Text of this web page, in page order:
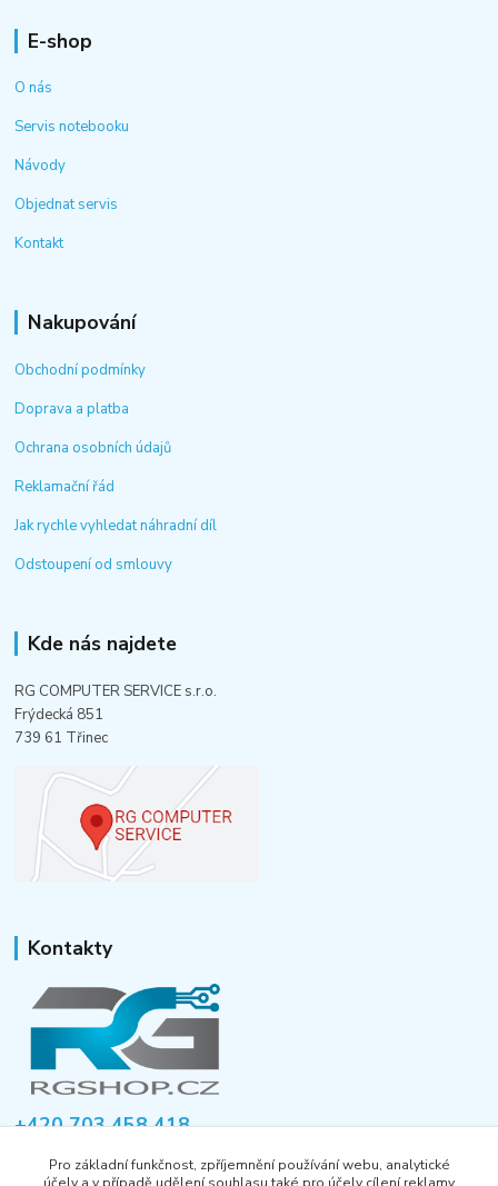
E-shop
O nás
Servis notebooku
Návody
Objednat servis
Kontakt
Nakupování
Obchodní podmínky
Doprava a platba
Ochrana osobních údajů
Reklamační řád
Jak rychle vyhledat náhradní díl
Odstoupení od smlouvy
Kde nás najdete
RG COMPUTER SERVICE s.r.o.
Frýdecká 851
739 61 Třinec
Kontakty
+420 703 458 418
Pro základní funkčnost, zpříjemnění používání webu, analytické
účely a v případě udělení souhlasu také pro účely cílení reklamy